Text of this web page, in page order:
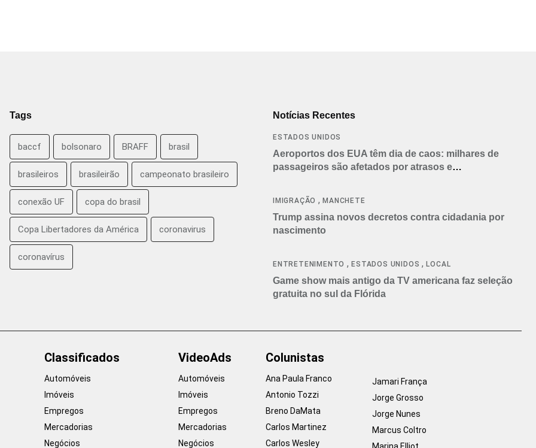
Tags
baccf bolsonaro BRAFF brasil
brasileiros brasileirão campeonato brasileiro
conexão UF copa do brasil
Copa Libertadores da América coronavirus
coronavírus
Notícias Recentes
ESTADOS UNIDOS
Aeroportos dos EUA têm dia de caos: milhares de
passageiros são afetados por atrasos e
IMIGRAÇÃO ,MANCHETE
Trump assina novos decretos contra cidadania por
nascimento
ENTRETENIMENTO ,ESTADOS UNIDOS ,LOCAL
Game show mais antigo da TV americana faz seleção
gratuita no sul da Flórida
Classificados
Automóveis
Imóveis
Empregos
Mercadorias
Negócios
VideoAds
Automóveis
Imóveis
Empregos
Mercadorias
Negócios
Colunistas
Ana Paula Franco
Antonio Tozzi
Breno DaMata
Carlos Martinez
Carlos Wesley
Jamari França
Jorge Grosso
Jorge Nunes
Marcus Coltro